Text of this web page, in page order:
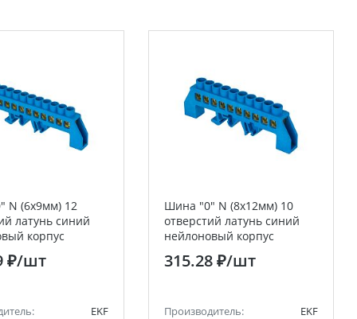
N (6х9мм) 12
латунь синий
корпус
EKF
₽/шт
EKF
Шина "0" N (8х12мм) 10
отверстий латунь синий
нейлоновый корпус
комбинированный
розничный стикер EKF
315.28 ₽/шт
Производитель:
EKF